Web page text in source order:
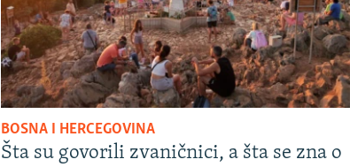
BOSNA I HERCEGOVINA
Šta su govorili zvaničnici, a šta se zna o